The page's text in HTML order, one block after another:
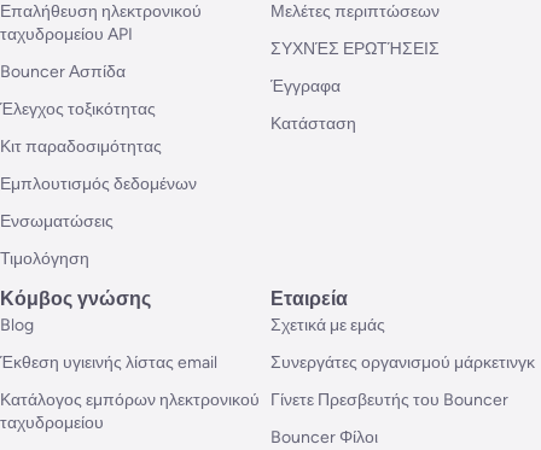
Επαλήθευση ηλεκτρονικού
ταχυδρομείου API
Bouncer Ασπίδα
Έλεγχος τοξικότητας
Κιτ παραδοσιμότητας
Εμπλουτισμός δεδομένων
Ενσωματώσεις
Τιμολόγηση
Μελέτες περιπτώσεων
ΣΥΧΝΈΣ ΕΡΩΤΉΣΕΙΣ
Έγγραφα
Κατάσταση
Κόμβος γνώσης
Blog
Έκθεση υγιεινής λίστας email
Κατάλογος εμπόρων ηλεκτρονικού
ταχυδρομείου
Εταιρεία
Σχετικά με εμάς
Συνεργάτες οργανισμού μάρκετινγκ
Γίνετε Πρεσβευτής του Bouncer
Bouncer Φίλοι